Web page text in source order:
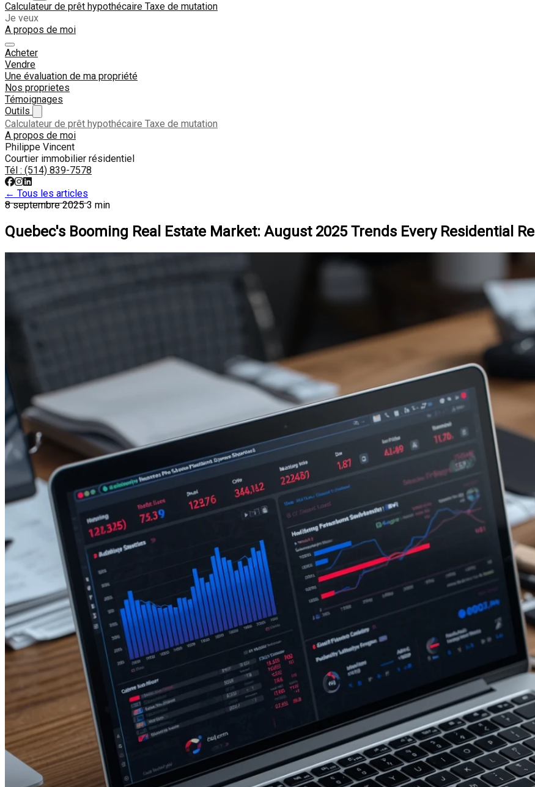
Calculateur de prêt hypothécaire Taxe de mutation
Je veux
A propos de moi
Acheter
Vendre
Une évaluation de ma propriété
Nos proprietes
Témoignages
Outils
Calculateur de prêt hypothécaire Taxe de mutation
A propos de moi
Philippe Vincent
Courtier immobilier résidentiel
Tél : (514) 839-7578
← Tous les articles
8 septembre 2025 3 min
Quebec's Booming Real Estate Market: August 2025 Trends Every Residential